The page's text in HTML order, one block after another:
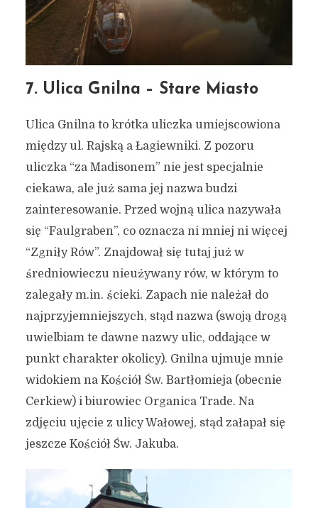
7. Ulica Gnilna – Stare Miasto
Ulica Gnilna to krótka uliczka umiejscowiona
między ul. Rajską a Łagiewniki. Z pozoru
uliczka “za Madisonem” nie jest specjalnie
ciekawa, ale już sama jej nazwa budzi
zainteresowanie. Przed wojną ulica nazywała
się “Faulgraben”, co oznacza ni mniej ni więcej
“Zgniły Rów”. Znajdował się tutaj już w
średniowieczu nieużywany rów, w którym to
zalegały m.in. ścieki. Zapach nie należał do
najprzyjemniejszych, stąd nazwa (swoją drogą
uwielbiam te dawne nazwy ulic, oddające w
punkt charakter okolicy). Gnilna ujmuje mnie
widokiem na Kościół Św. Bartłomieja (obecnie
Cerkiew) i biurowiec Organica Trade. Na
zdjęciu ujęcie z ulicy Wałowej, stąd załapał się
jeszcze Kościół Św. Jakuba.